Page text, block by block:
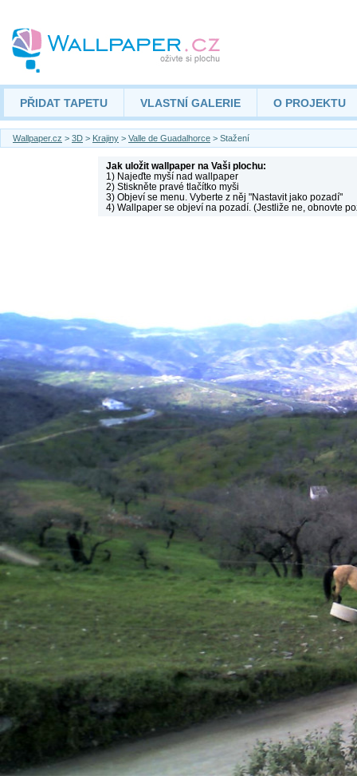
PŘIDAT TAPETU VLASTNÍ GALERIE O PROJEKTU
Wallpaper.cz > 3D > Krajiny > Valle de Guadalhorce > Stažení
Jak uložit wallpaper na Vaši plochu:
1) Najeďte myší nad wallpaper
2) Stiskněte pravé tlačítko myši
3) Objeví se menu. Vyberte z něj "Nastavit jako pozadí"
4) Wallpaper se objeví na pozadí. (Jestliže ne, obnovte